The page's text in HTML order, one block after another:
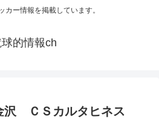
カー情報を掲載しています。
球的情報ch
沢 ＣＳカルタヒネス